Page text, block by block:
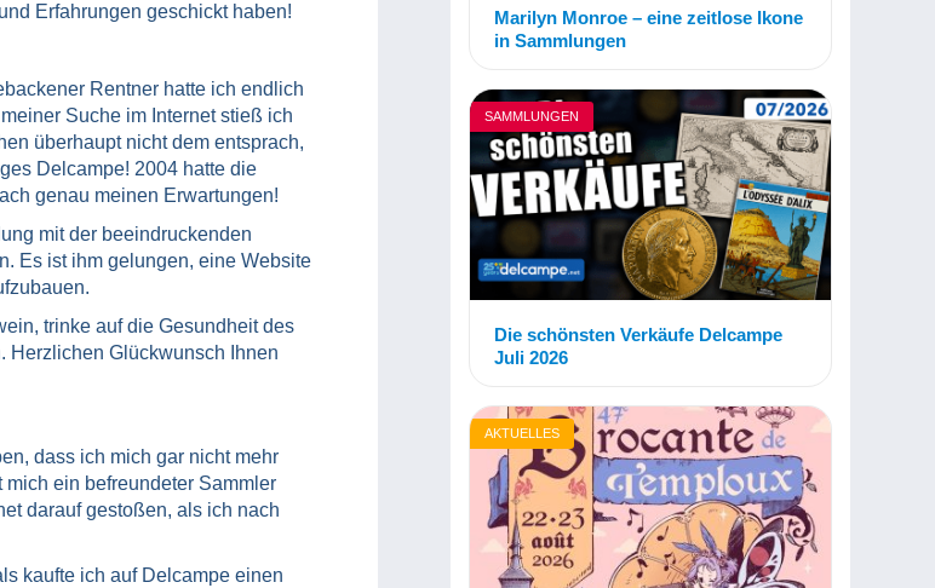
Erfahrungen geschickt haben!
Rentner hatte ich endlich
Suche im Internet stieß ich
überhaupt nicht dem entsprach,
Delcampe! 2004 hatte die
genau meinen Erwartungen!
mit der beeindruckenden
Es ist ihm gelungen, eine Website
trinke auf die Gesundheit des
Herzlichen Glückwunsch Ihnen
dass ich mich gar nicht mehr
ein befreundeter Sammler
darauf gestoßen, als ich nach
kaufte ich auf Delcampe einen
Marilyn Monroe – eine zeitlose Ikone
in Sammlungen
SAMMLUNGEN
Die schönsten Verkäufe Delcampe
Juli 2026
AKTUELLES